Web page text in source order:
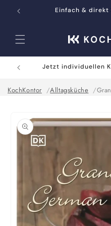
zum
Einfach & direkt
Jetzt individuellen
KochKontor Alltagsküche